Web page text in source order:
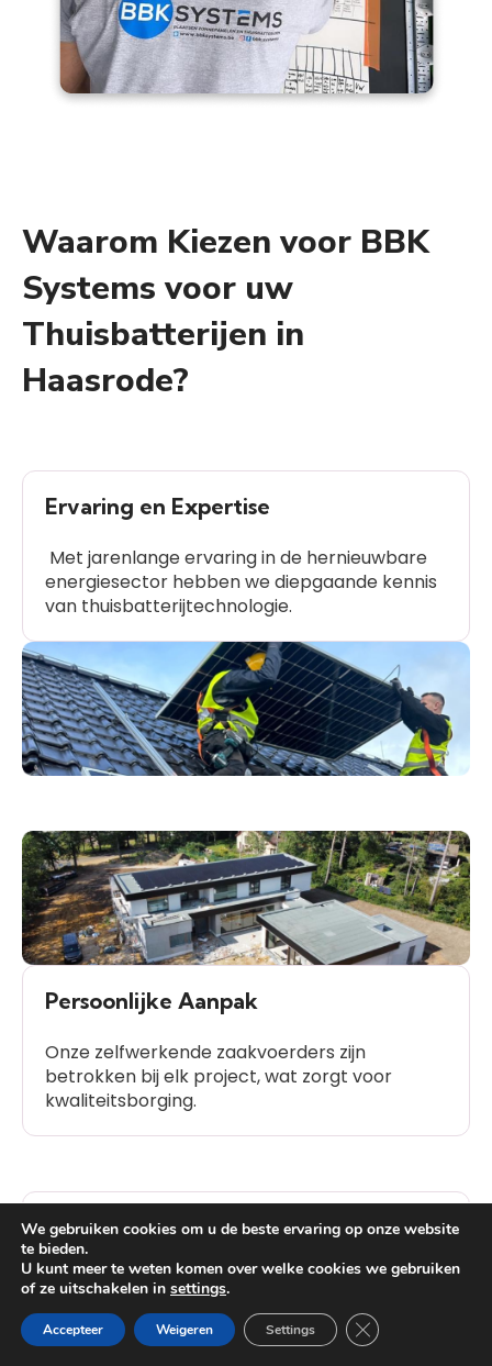
Waarom Kiezen voor BBK
Systems voor uw
Thuisbatterijen in
Haasrode?
Ervaring en Expertise
Met jarenlange ervaring in de hernieuwbare
energiesector hebben we diepgaande kennis
van thuisbatterijtechnologie.
Persoonlijke Aanpak
Onze zelfwerkende zaakvoerders zijn
betrokken bij elk project, wat zorgt voor
kwaliteitsborging.
Klanttevredenheid
Onze geschiedenis van positieve
klantbeoordelingen spreekt voor zich.
We gebruiken cookies om u de beste ervaring op onze website
te bieden.
U kunt meer te weten komen over welke cookies we gebruiken
of ze uitschakelen in settings.
Accepteer Weigeren Settings Close GDPR